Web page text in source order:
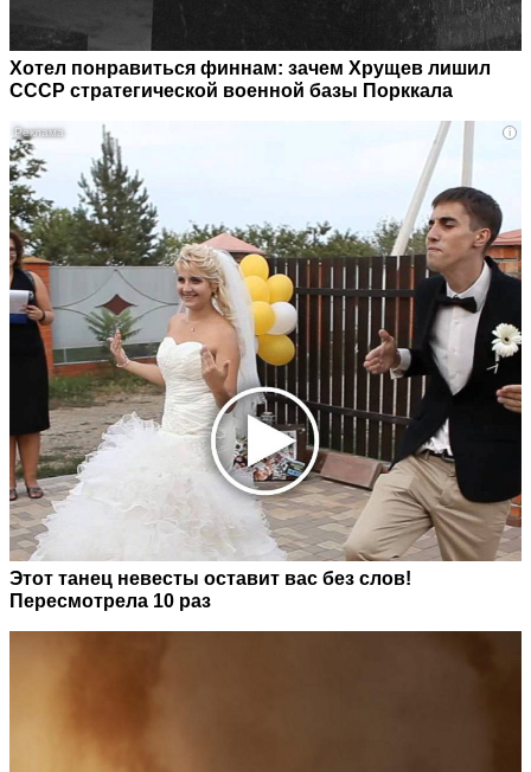
Хотел понравиться финнам: зачем Хрущев лишил
СССР стратегической военной базы Порккала
i
Этот танец невесты оставит вас без слов!
Пересмотрела 10 раз